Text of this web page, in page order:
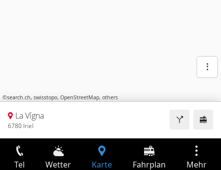
©search.ch, swisstopo, OpenStreetMap, others
La Vígna
6780 Iriel
Tel Wetter Karte Fahrplan Mehr